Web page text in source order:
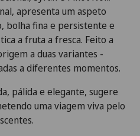
apresenta um aspeto
bolha fina e persistente e
a fruta a fresca. Feito a
a duas variantes -
a diferentes momentos.
pálida e elegante, sugere
uma viagem viva pelo